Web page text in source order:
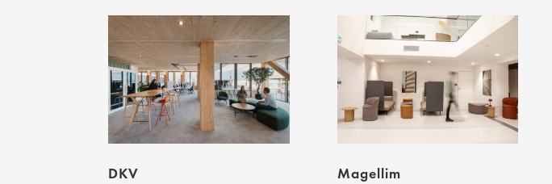
DKV Magellim